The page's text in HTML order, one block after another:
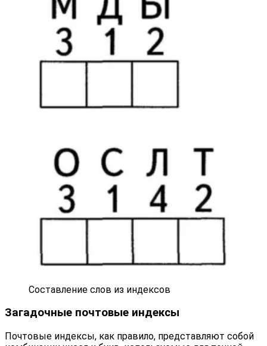
Составление слов из индексов
Загадочные почтовые индексы
Почтовые индексы, как правило, представляют собой